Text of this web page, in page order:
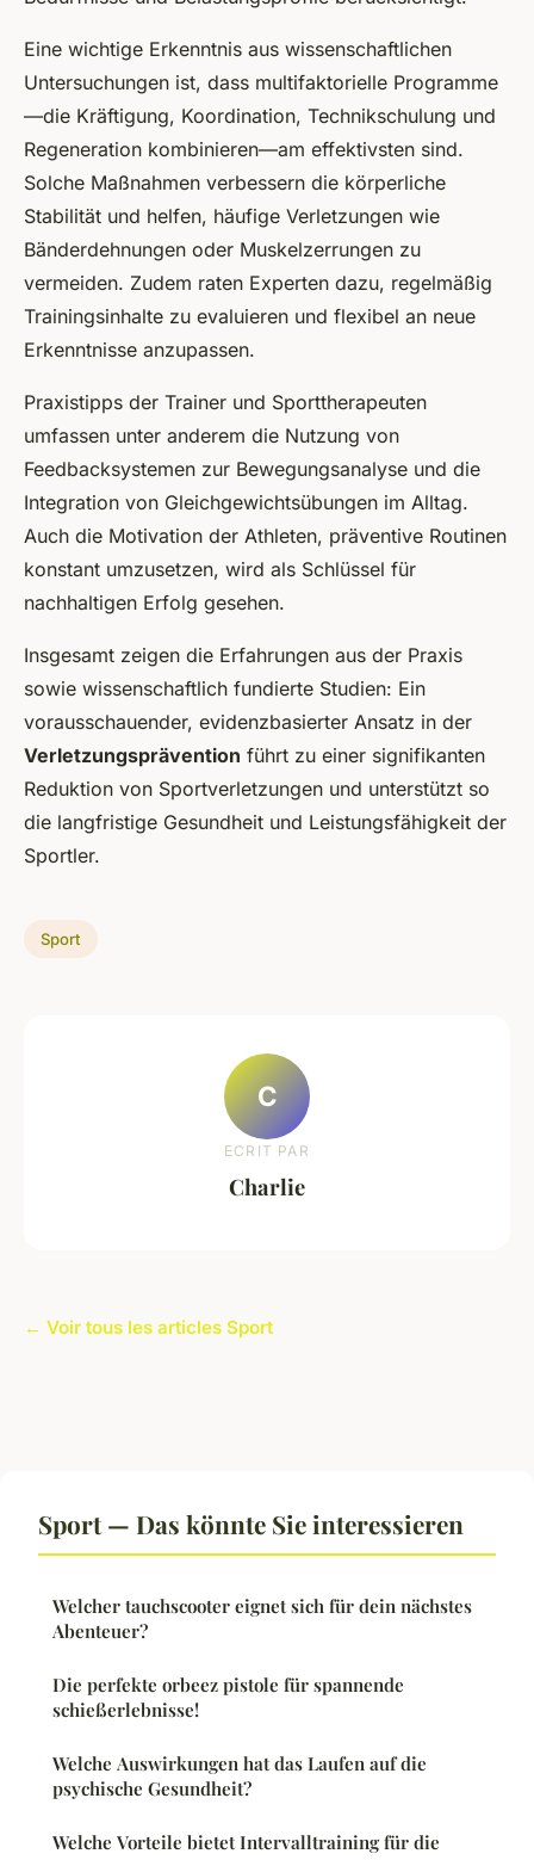
Eine wichtige Erkenntnis aus wissenschaftlichen
Untersuchungen ist, dass multifaktorielle Programme
—die Kräftigung, Koordination, Technikschulung und
Regeneration kombinieren—am effektivsten sind.
Solche Maßnahmen verbessern die körperliche
Stabilität und helfen, häufige Verletzungen wie
Bänderdehnungen oder Muskelzerrungen zu
vermeiden. Zudem raten Experten dazu, regelmäßig
Trainingsinhalte zu evaluieren und flexibel an neue
Erkenntnisse anzupassen.
Praxistipps der Trainer und Sporttherapeuten
umfassen unter anderem die Nutzung von
Feedbacksystemen zur Bewegungsanalyse und die
Integration von Gleichgewichtsübungen im Alltag.
Auch die Motivation der Athleten, präventive Routinen
konstant umzusetzen, wird als Schlüssel für
nachhaltigen Erfolg gesehen.
Insgesamt zeigen die Erfahrungen aus der Praxis
sowie wissenschaftlich fundierte Studien: Ein
vorausschauender, evidenzbasierter Ansatz in der
Verletzungsprävention führt zu einer signifikanten
Reduktion von Sportverletzungen und unterstützt so
die langfristige Gesundheit und Leistungsfähigkeit der
Sportler.
Sport
C
ECRIT PAR
Charlie
← Voir tous les articles Sport
Sport — Das könnte Sie interessieren
Welcher tauchscooter eignet sich für dein nächstes
Abenteuer?
Die perfekte orbeez pistole für spannende
schießerlebnisse!
Welche Auswirkungen hat das Laufen auf die
psychische Gesundheit?
Welche Vorteile bietet Intervalltraining für die